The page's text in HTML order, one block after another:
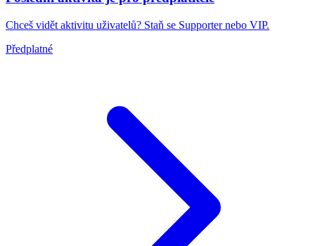
Chceš vidět aktivitu uživatelů? Staň se Supporter nebo VIP.
Předplatné